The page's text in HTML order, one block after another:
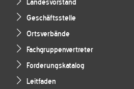
Landesvorstand
Geschäftsstelle
Ortsverbände
Fachgruppenvertreter
Forderungskatalog
Leitfaden